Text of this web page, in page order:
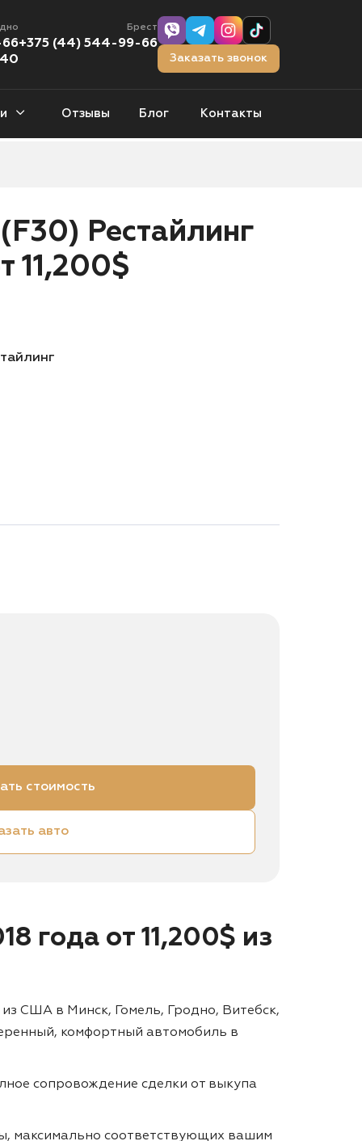
66
Брест
+375 (44) 544-99-66
Заказать звонок
авто
Отзывы Блог Контакты
Рестайлинг
11,200$
стоимость
авто
года от 11,200$ из
США в Минск, Гомель, Гродно, Витебск,
комфортный автомобиль в
сопровождение сделки от выкупа
максимально соответствующих вашим